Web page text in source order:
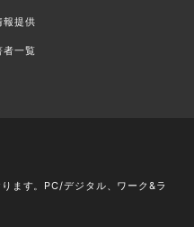
報提供
者一覧
ます。PC/デジタル、ワーク&ラ